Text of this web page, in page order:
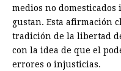
medios no
gustan. Esta afirmación
tradición de la libertad
con la idea de que el
errores o injusticias.